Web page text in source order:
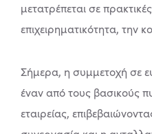
μετατρέπεται σε
επιχειρηματικότητα, την
Σήμερα, η συμμετοχή σε
έναν από τους βασικούς
εταιρείας,